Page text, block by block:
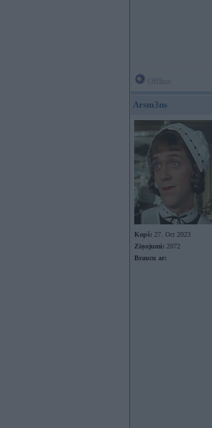
Arsm3ns
Kopš: 27. Oct 2023
Ziņojumi: 2072
Braucu ar: